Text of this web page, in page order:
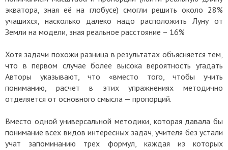
экватора, зная её на глобусе) смогли решить около 28%
учашихся, насколько далеко надо расположить Луну от
Земли на модели, зная реальное расстояние – 16%
Хотя задачи похожи разница в результатах объясняется тем,
что в первом случае более высока вероятность угадать
Авторы указывают, что «вместо того, чтобы учить
пониманию, расчет в этих упражнениях методично
отделяется от основного смысла — пропорций.
Вместо одной универсальной методики, которая давала бы
понимание всех видов интересных задач, учителя без устали
учат запоминанию трех формул, каждая из которых